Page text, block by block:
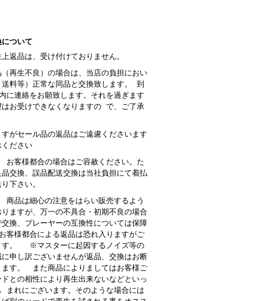
ついて
返品は、受け付けておりません。
再生不良）の場合は、当店の負担におい
料等）正常な同品と交換致します。 到
に連絡をお願致します。それを過ぎます
はお受けできなくなりますの で、ご了承
がセール品の返品はご遠慮くださいます
ください
お客様都合の場合はご容赦ください。た
品交換、誤品配送交換は当社負担にて着払
下さい。
品は細心の注意をはらい販売するよう
ますが、万一の不具合・初期不良の場合
換、プレーヤーの互換性については保障
様都合による返品は恐れ入りますがご
す。 ※マスターに起因するノイズ等の
申し訳ございませんが返品、交換はお断
ます。 また商品によりましてはお客様ご
との相性により再生出来ないなどといっ
まれにございます。そのような場合には